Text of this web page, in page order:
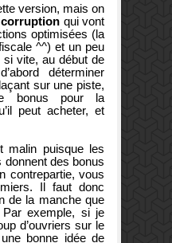
version, mais on
corruption qui vont
optimisées (la
^^) et un peu
vite, au début de
déterminer
sur une piste,
bonus pour la
peut acheter, et
malin puisque les
des bonus
contrepartie, vous
Il faut donc
de la manche que
Par exemple, si je
d’ouvriers sur le
bonne idée de